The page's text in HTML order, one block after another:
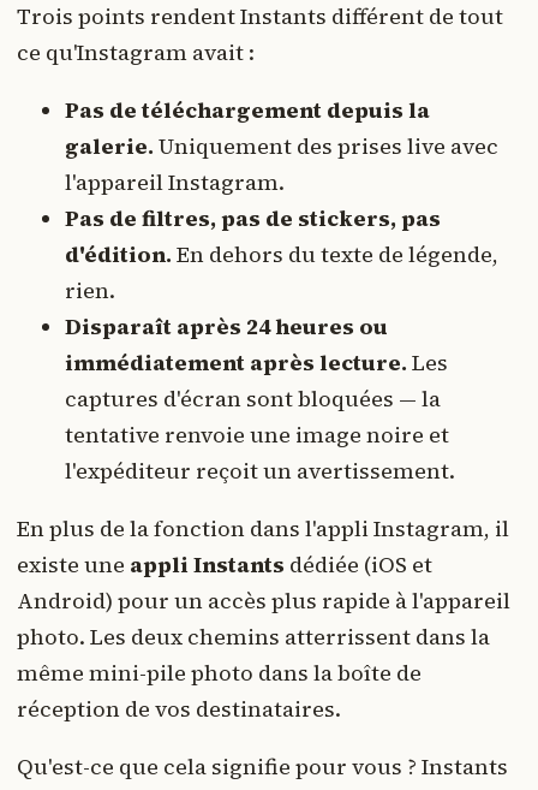
Trois points rendent Instants différent de tout
ce qu'Instagram avait :
Pas de téléchargement depuis la
galerie. Uniquement des prises live avec
l'appareil Instagram.
Pas de filtres, pas de stickers, pas
d'édition. En dehors du texte de légende,
rien.
Disparaît après 24 heures ou
immédiatement après lecture. Les
captures d'écran sont bloquées — la
tentative renvoie une image noire et
l'expéditeur reçoit un avertissement.
En plus de la fonction dans l'appli Instagram, il
existe une appli Instants dédiée (iOS et
Android) pour un accès plus rapide à l'appareil
photo. Les deux chemins atterrissent dans la
même mini-pile photo dans la boîte de
réception de vos destinataires.
Qu'est-ce que cela signifie pour vous ? Instants